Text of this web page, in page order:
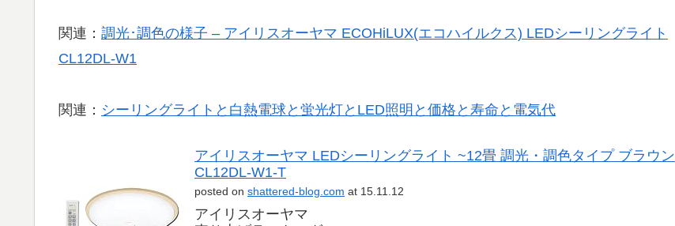
関連： 調光･調色の様子 – アイリスオーヤマ ECOHiLUX(エコハイルクス) LEDシーリングライト
CL12DL-W1
関連： シーリングライトと白熱電球と蛍光灯とLED照明と価格と寿命と電気代
アイリスオーヤマ LEDシーリングライト ~12畳 調光・調色タイプ ブラウン
CL12DL-W1-T
posted on shattered-blog.com at 15.11.12
アイリスオーヤマ